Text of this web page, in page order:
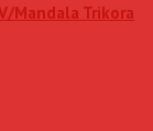
Mandala Trikora